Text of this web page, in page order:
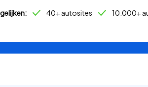
40+ autosites 10.000+